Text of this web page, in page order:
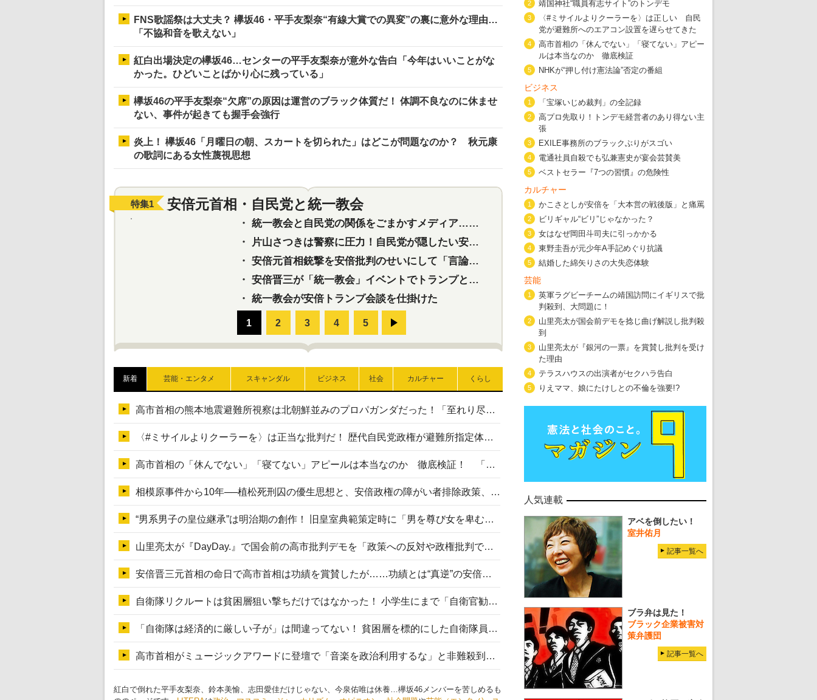
FNS歌謡祭は大丈夫？ 欅坂46・平手友梨奈“有線大賞での異変”の裏に意外な理由…
「不協和音を歌えない」
紅白出場決定の欅坂46…センターの平手友梨奈が意外な告白「今年はいいことがな
かった。ひどいことばかり心に残っている」
欅坂46の平手友梨奈“欠席”の原因は運営のブラック体質だ！ 体調不良なのに休ませ
ない、事件が起きても握手会強行
炎上！ 欅坂46「月曜日の朝、スカートを切られた」はどこが問題なのか？ 秋元康
の歌詞にある女性蔑視思想
特集1 安倍元首相・自民党と統一教会
・ 統一教会と自民党の関係をごまかすメディア…民放は有田芳生に発言自粛を要求
・
片山さつきは警察に圧力！自民党が隠したい安倍元首相と統一教会の深い関係
・ 安倍元首相銃撃を安倍批判のせいにして「言論封殺」に利用する自民党応援団
・ 安倍晋三が「統一教会」イベントでトランプと演説！同性婚や夫婦別姓を攻撃
・ 統一教会が安倍トランプ会談を仕掛けた
特集2 東京五輪強行開催特別企画 大ウソだら
・ 五輪入場行進にすぎやまこういちの曲、杉田水脈の
・
大ウソだらけの東京五輪！ 安倍・菅・森はどんな嘘
・ 五輪サッカー・久保建英が南アの陽性者に「僕らに損ではない
・ 五輪でIOCラウンジ以外にVIPルーム、広告代理店は物品購入
新着 芸能・エンタメ スキャンダル ビジネス 社会 カルチャー くらし
高市首相の熊本地震避難所視察は北朝鮮並みのプロパガンダだった！「至れり尽くせり」の選ばれた避難所の一方で実態は…
〈#ミサイルよりクーラーを〉は正当な批判だ！ 歴代自民党政権が避難所指定体育館へのエアコン設置を遅らせてきた客観的事実
高市首相の「休んでない」「寝てない」アピールは本当なのか 徹底検証！ 「資料読み込み」「アイロンがけ」も矛盾だらけ…
相模原事件から10年──植松死刑囚の優生思想と、安倍政権の障がい者排除政策、右派勢力の差別主義との関係を改めて問う
“男系男子の皇位継承”は明治期の創作！ 旧皇室典範策定時に「男を尊び女を卑むの慣習、人民の脳髄」とトンデモ論で女性天皇を否定
山里亮太が『DayDay.』で国会前の高市批判デモを「政策への反対や政権批判でない」と捻じ曲げ解説 デモ参加者から批判殺到
安倍晋三元首相の命日で高市首相は功績を賞賛したが……功績とは“真逆”の安倍元首相のトンデモ発言を振り返る
自衛隊リクルートは貧困層狙い撃ちだけではなかった！ 小学生にまで「自衛官勧誘」目的のパンフレット作成
「自衛隊は経済的に厳しい子が」は間違ってない！ 貧困層を標的にした自衛隊員募集、やす子、山上被告も…日本でも進む“経済的徴兵制”
高市首相がミュージックアワードに登壇で「音楽を政治利用するな」と非難殺到！ MAJの国策的本質を批判する声も
紅白で倒れた平手友梨奈、鈴本美愉、志田愛佳だけじゃない、今泉佑唯は休養…欅坂46メンバーを苦しめるも
2 靖国神社“職員有志サイト”のトンデモ
3
〈#ミサイルよりクーラーを〉は正しい 自民
党が避難所へのエアコン設置を遅らせてきた
4
高市首相の「休んでない」「寝てない」アピー
ルは本当なのか 徹底検証
5 NHKが“押し付け憲法論”否定の番組
ビジネス
1 「宝塚いじめ裁判」の全記録
2
高プロ先取り！トンデモ経営者のあり得ない主
張
3 EXILE事務所のブラックぶりがスゴい
4 電通社員自殺でも弘兼憲史が宴会芸賛美
5 ベストセラー『7つの習慣』の危険性
カルチャー
1 かこさとしが安倍を「大本営の戦後版」と痛罵
2 ビリギャル“ビリ”じゃなかった？
3 女はなぜ岡田斗司夫に引っかかる
4 東野圭吾が元少年A手記めぐり抗議
5 結婚した綿矢りさの大失恋体験
芸能
1
英軍ラグビーチームの靖国訪問にイギリスで批
判殺到、大問題に！
2
山里亮太が国会前デモを捻じ曲げ解説し批判殺
到
3
山里亮太が『銀河の一票』を賞賛し批判を受け
た理由
4 テラスハウスの出演者がセクハラ告白
5 りえママ、娘にたけしとの不倫を強要!?
人気連載
アベを倒したい！
室井佑月
記事一覧へ
ブラ弁は見た！
ブラック企業被害対
策弁護団
記事一覧へ